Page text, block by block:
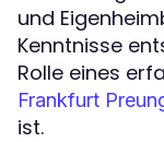
und
Kenntnisse
Rolle eines
Frankfurt
ist.